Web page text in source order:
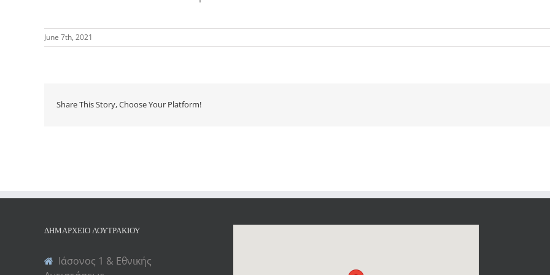
June 7th, 2021
Share This Story, Choose Your Platform!
ΔΗΜΑΡΧΕΊΟ ΛΟΥΤΡΑΚΊΟΥ
Ιάσονος 1 & Εθνικής